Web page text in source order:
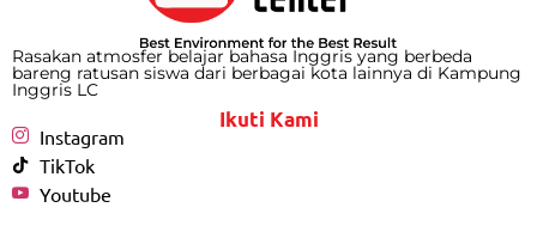
Rasakan atmosfer belajar bahasa Inggris yang berbeda
bareng ratusan siswa dari berbagai kota lainnya di Kampung
Inggris LC
Ikuti Kami
Instagram
TikTok
Youtube